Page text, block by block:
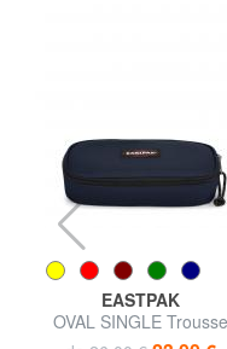
EASTPAK
OVAL SINGLE Trousse